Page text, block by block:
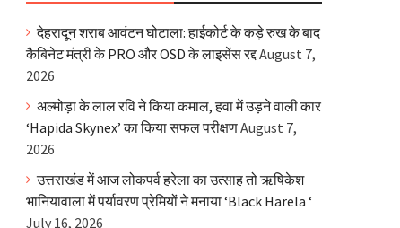
देहरादून शराब आवंटन घोटाला: हाईकोर्ट के कड़े रुख के बाद
कैबिनेट मंत्री के PRO और OSD के लाइसेंस रद्दAugust 7,
2026
अल्मोड़ा के लाल रवि ने किया कमाल, हवा में उड़ने वाली कार
‘Hapida Skynex’ का किया सफल परीक्षणAugust 7,
2026
उत्तराखंड में आज लोकपर्व हरेला का उत्साह तो ऋषिकेश
भानियावाला में पर्यावरण प्रेमियों ने मनाया ‘Black Harela ‘
July 16, 2026